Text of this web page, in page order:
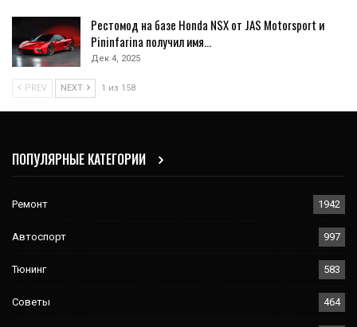
Рестомод на базе Honda NSX от JAS Motorsport и
Pininfarina получил имя…
Дек 4, 2025
PREV NEXT 1 из 158
ПОПУЛЯРНЫЕ КАТЕГОРИИ
Ремонт 1942
Автоспорт 997
Тюнинг 583
Советы 464